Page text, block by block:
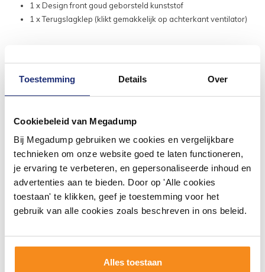
Toestemming Details Over
Cookiebeleid van Megadump
Bij Megadump gebruiken we cookies en vergelijkbare
technieken om onze website goed te laten functioneren,
je ervaring te verbeteren, en gepersonaliseerde inhoud en
advertenties aan te bieden. Door op 'Alle cookies
toestaan' te klikken, geef je toestemming voor het
gebruik van alle cookies zoals beschreven in ons beleid.
Alles toestaan
1 x Design front goud geborsteld kunststof
1 x Terugslagklep (klikt gemakkelijk op achterkant ventilator)
#mijndroombadkamer
Wij geloven in de kracht van delen. Deel jouw
badkamer op Instagram met #mijndroombadkamer
badkamerstijlen. Doe je mee?